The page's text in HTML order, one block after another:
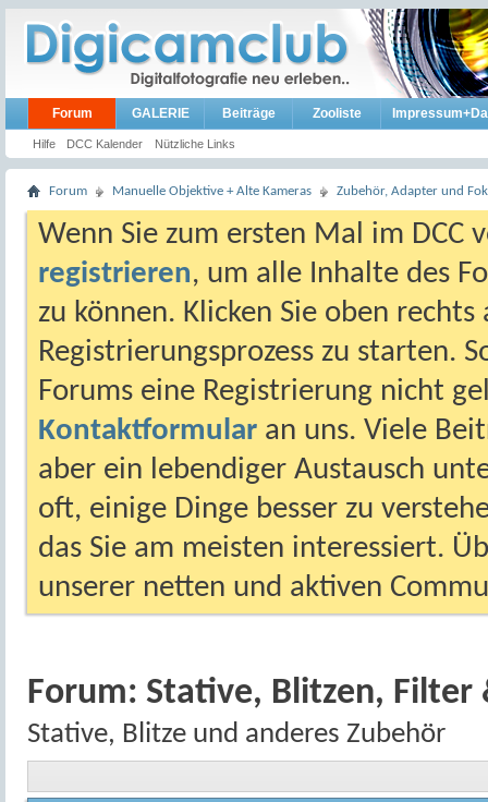
Forum
Hilfe DCC Kalender Nützliche Links
GALERIE Beiträge Zooliste
Forum Manuelle Objektive + Alte Kameras Zubehör, Adapter und
Wenn Sie zum ersten Mal im DCC
registrieren, um alle Inhalte des
zu können. Klicken Sie oben
Registrierungsprozess zu starten.
Forums eine Registrierung nicht
Kontaktformular an uns. Viele
aber ein lebendiger Austausch
oft, einige Dinge besser zu
das Sie am meisten interessiert.
unserer netten und aktiven
Forum: Stative, Blitzen, Filter
Stative, Blitze und anderes Zubehör